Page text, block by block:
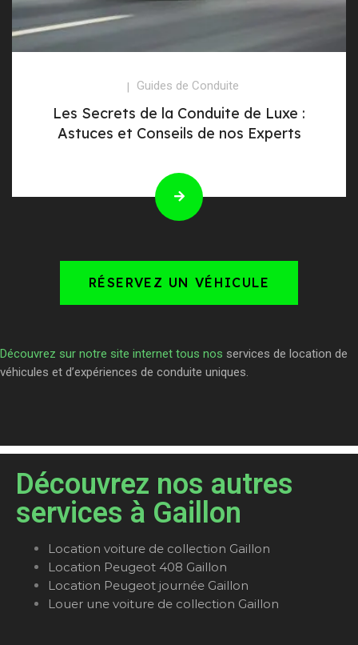
Guides de Conduite
Les Secrets de la Conduite de Luxe :
Astuces et Conseils de nos Experts
RÉSERVEZ UN VÉHICULE
Découvrez sur notre site internet tous nos services de location de
véhicules et d’expériences de conduite uniques.
Découvrez nos autres
services à Gaillon
Location voiture de collection Gaillon
Location Peugeot 408 Gaillon
Location Peugeot journée Gaillon
Louer une voiture de collection Gaillon